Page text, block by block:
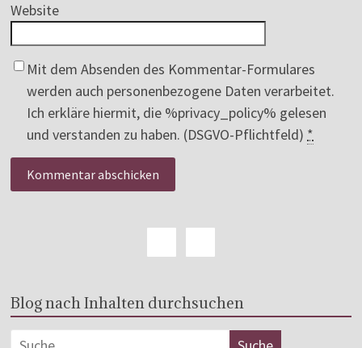
Website
Mit dem Absenden des Kommentar-Formulares
werden auch personenbezogene Daten verarbeitet.
Ich erkläre hiermit, die %privacy_policy% gelesen
und verstanden zu haben. (DSGVO-Pflichtfeld) *
Blog nach Inhalten durchsuchen